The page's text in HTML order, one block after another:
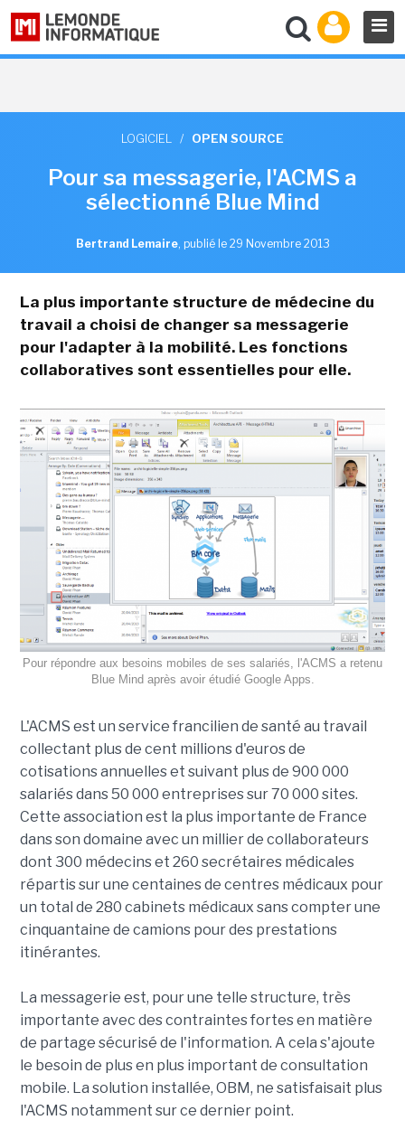
LOGICIEL / OPEN SOURCE
Pour sa messagerie, l'ACMS a
sélectionné Blue Mind
Bertrand Lemaire, publié le 29 Novembre 2013
La plus importante structure de médecine du
travail a choisi de changer sa messagerie
pour l'adapter à la mobilité. Les fonctions
collaboratives sont essentielles pour elle.
Pour répondre aux besoins mobiles de ses salariés, l'ACMS a retenu
Blue Mind après avoir étudié Google Apps.
L'ACMS est un service francilien de santé au travail
collectant plus de cent millions d'euros de
cotisations annuelles et suivant plus de 900 000
salariés dans 50 000 entreprises sur 70 000 sites.
Cette association est la plus importante de France
dans son domaine avec un millier de collaborateurs
dont 300 médecins et 260 secrétaires médicales
répartis sur une centaines de centres médicaux pour
un total de 280 cabinets médicaux sans compter une
cinquantaine de camions pour des prestations
itinérantes.
La messagerie est, pour une telle structure, très
importante avec des contraintes fortes en matière
de partage sécurisé de l'information. A cela s'ajoute
le besoin de plus en plus important de consultation
mobile. La solution installée, OBM, ne satisfaisait plus
l'ACMS notamment sur ce dernier point.